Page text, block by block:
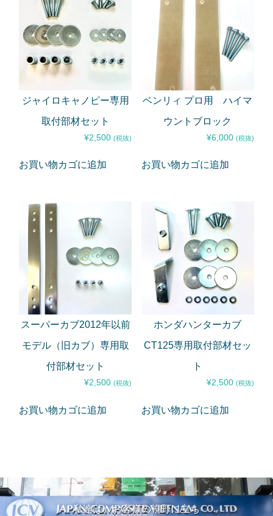
ジャイロキャノピー専用
取付部材セット
¥2,500 (税抜)
お買い物カゴに追加
ベンリィ プロ用 ハイマ
ウントブロック
¥6,000 (税抜)
お買い物カゴに追加
スーパーカブ2012年以前
モデル（旧カブ）専用取
付部材セット
¥2,500 (税抜)
お買い物カゴに追加
ホンダハンターカブ
CT125専用取付部材セッ
ト
¥2,500 (税抜)
お買い物カゴに追加
私達は、お客様の視野に立ち